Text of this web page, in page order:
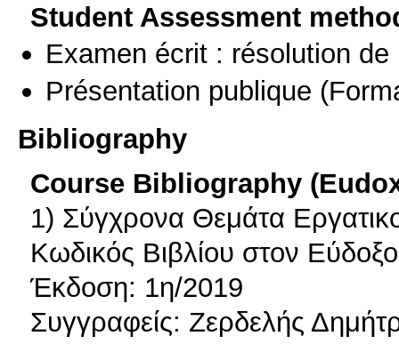
Student Assessment
Examen écrit : résolution de
Présentation publique
Bibliography
Course Bibliography
1) Σύγχρονα Θεμάτα
Κωδικός Βιβλίου στον
Έκδοση: 1η/2019
Συγγραφείς: Ζερδελής